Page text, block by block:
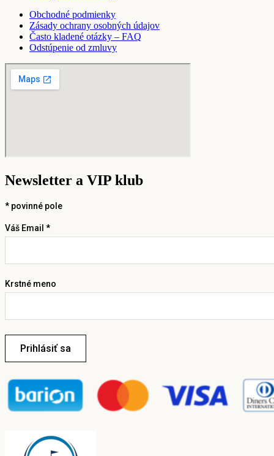
Obchodné podmienky
Zásady ochrany osobných údajov
Často kladené otázky – FAQ
Odstúpenie od zmluvy
Newsletter a VIP klub
* povinné pole
Váš Email *
Krstné meno
Prihlásiť sa